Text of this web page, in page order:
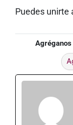
Puedes unirte